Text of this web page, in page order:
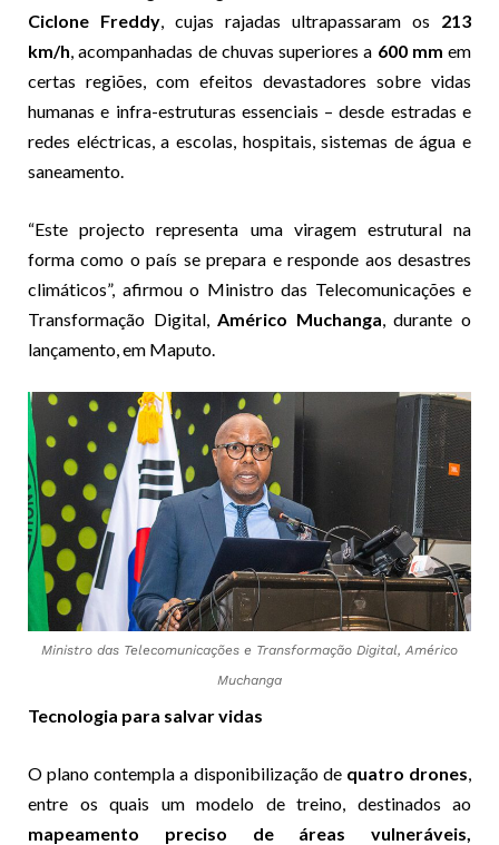
Ciclone Freddy, cujas rajadas ultrapassaram os 213
km/h, acompanhadas de chuvas superiores a 600 mm em
certas regiões, com efeitos devastadores sobre vidas
humanas e infra-estruturas essenciais – desde estradas e
redes eléctricas, a escolas, hospitais, sistemas de água e
saneamento.
“Este projecto representa uma viragem estrutural na
forma como o país se prepara e responde aos desastres
climáticos”, afirmou o Ministro das Telecomunicações e
Transformação Digital,Américo Muchanga, durante o
lançamento, em Maputo.
Ministro das Telecomunicações e Transformação Digital, Américo
Muchanga
Tecnologia para salvar vidas
O plano contempla a disponibilização de quatro drones,
entre os quais um modelo de treino, destinados ao
mapeamento preciso de áreas vulneráveis,